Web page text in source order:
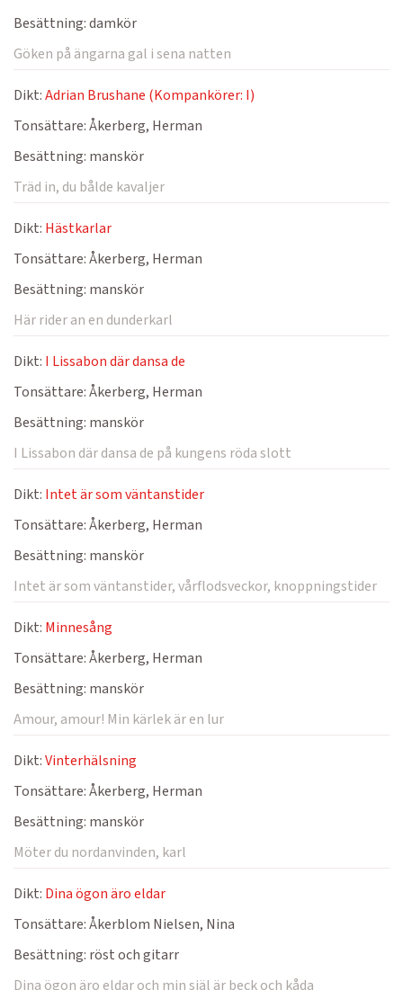
Besättning:damkör
Göken på ängarna gal i sena natten
Dikt:Adrian Brushane (Kompankörer: I)
Tonsättare:Åkerberg, Herman
Besättning: manskör
Träd in, du bålde kavaljer
Dikt: Hästkarlar
Tonsättare:Åkerberg, Herman
Besättning: manskör
Här rider an en dunderkarl
Dikt: I Lissabon där dansa de
Tonsättare:Åkerberg, Herman
Besättning: manskör
I Lissabon där dansa de på kungens röda slott
Dikt: Intet är som väntanstider
Tonsättare:Åkerberg, Herman
Besättning: manskör
Intet är som väntanstider, vårflodsveckor, knoppningstider
Dikt: Minnesång
Tonsättare:Åkerberg, Herman
Besättning: manskör
Amour, amour! Min kärlek är en lur
Dikt:Vinterhälsning
Tonsättare:Åkerberg, Herman
Besättning: manskör
Möter du nordanvinden, karl
Dikt: Dina ögon äro eldar
Tonsättare:Åkerblom Nielsen, Nina
Besättning: röst och gitarr
Dina ögon äro eldar och min själ är beck och kåda